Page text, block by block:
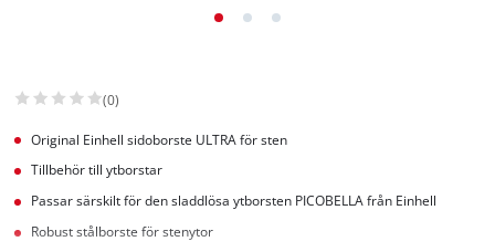
(0)
Original Einhell sidoborste ULTRA för sten
Tillbehör till ytborstar
Passar särskilt för den sladdlösa ytborsten PICOBELLA från Einhell
Robust stålborste för stenytor